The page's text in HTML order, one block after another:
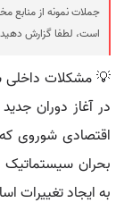
جملات نمونه از
است، لطفا گزارش
💡 مشکلات داخلی
در آغاز دوران
بحران سیستماتیک
به ایجاد تغییرات